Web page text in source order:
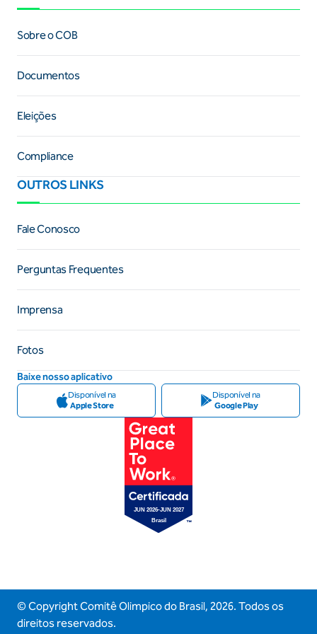
Sobre o COB
Documentos
Eleições
Compliance
OUTROS LINKS
Fale Conosco
Perguntas Frequentes
Imprensa
Fotos
Baixe nosso aplicativo
Disponível na
Apple Store
Disponível na
Google Play
© Copyright Comitê Olimpico do Brasil, 2026. Todos os
direitos reservados.